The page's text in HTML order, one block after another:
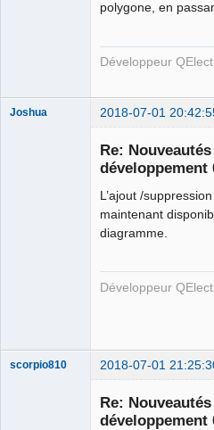
polygone, en
Développeur
Joshua 2018-07-01
Re:
développement
L’ajout /
maintenant
diagramme.
Développeur
scorpio810 2018-07-01
Re:
développement